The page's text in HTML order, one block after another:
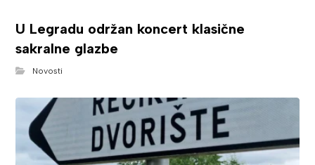
U Legradu održan koncert klasične
sakralne glazbe
Novosti